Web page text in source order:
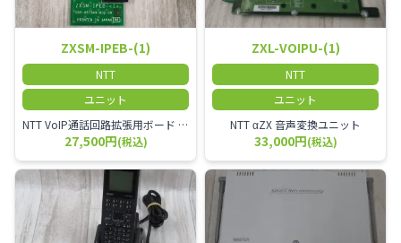
ZXSM-IPEB-(1)
NTT
ユニット
NTT VoIP通話回路拡張用ボード ZXSM－IP内線ボード－「1」
27,500円(税込)
ZXL-VOIPU-(1)
NTT
ユニット
NTT αZX 音声変換ユニット
33,000円(税込)